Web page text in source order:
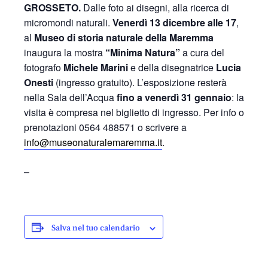
GROSSETO. Dalle foto ai disegni, alla ricerca di
micromondi naturali. Venerdì 13 dicembre alle 17,
al Museo di storia naturale della Maremma
inaugura la mostra “Minima Natura” a cura del
fotografo Michele Marinie della disegnatrice Lucia
Onesti (ingresso gratuito). L’esposizione resterà
nella Sala dell’Acquafino a venerdì 31 gennaio: la
visita è compresa nel biglietto di ingresso. Per info o
prenotazioni 0564 488571 o scrivere a
info@museonaturalemaremma.it.
–
Salva nel tuo calendario